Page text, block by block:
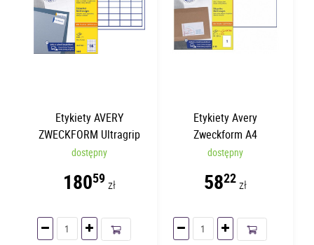
Etykiety AVERY
ZWECKFORM Ultragrip
A4 38x21.2mm | 100
dostępny
18059 zł
Etykiety Avery
Zweckform A4
210x297mm | 30 arkuszy
dostępny
5822zł